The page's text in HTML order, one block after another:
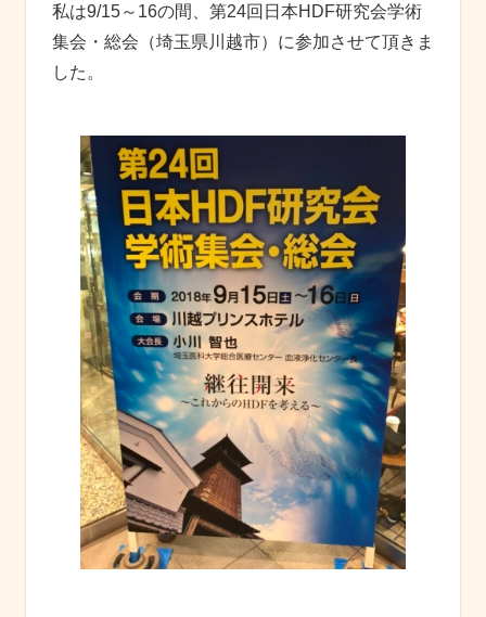
私は9/15～16の間、第24回日本HDF研究会学術
集会・総会（埼玉県川越市）に参加させて頂きま
した。